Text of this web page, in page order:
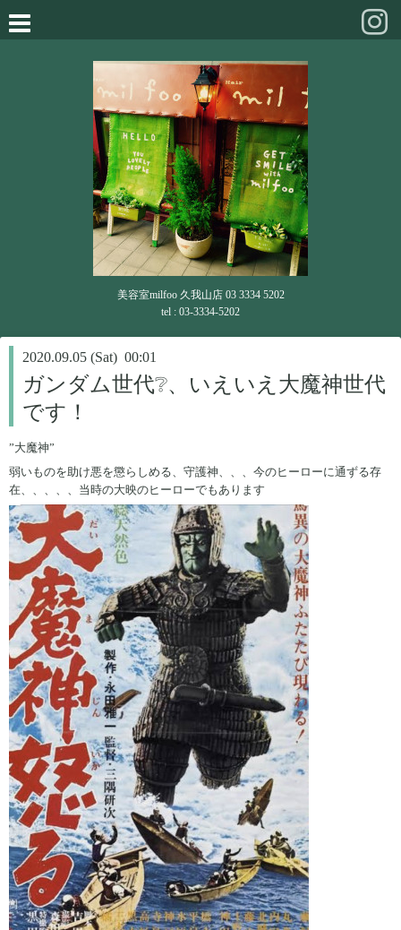
美容室milfoo 久我山店 03 3334 5202
tel : 03-3334-5202
2020.09.05 (Sat) 00:01
ガンダム世代❔、いえいえ大魔神世代
です！
”大魔神”
弱いものを助け悪を懲らしめる、守護神、、、今のヒーローに通ずる存
在、、、、、当時の大映のヒーローでもあります